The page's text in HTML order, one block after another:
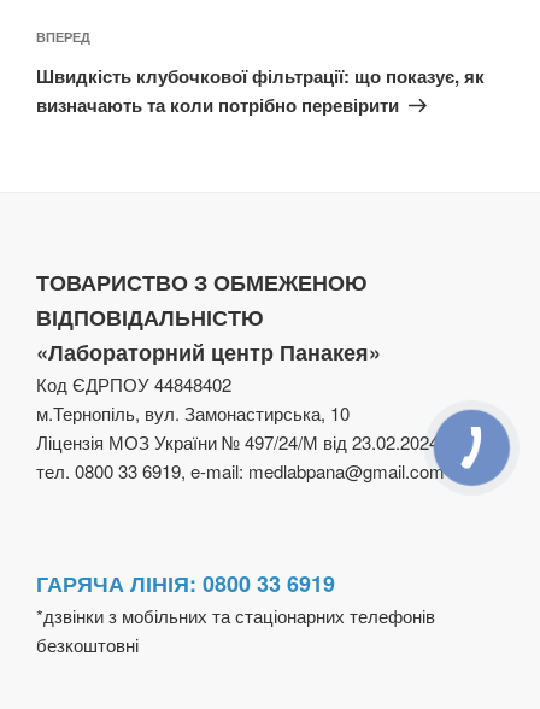
Наступний
запис
ВПЕРЕД
Швидкість клубочкової фільтрації: що показує, як
визначають та коли потрібно перевірити
ТОВАРИСТВО З ОБМЕЖЕНОЮ
ВІДПОВІДАЛЬНІСТЮ
«Лабораторний центр Панакея»
Код ЄДРПОУ 44848402
м.Тернопіль, вул. Замонастирська, 10
Ліцензія МОЗ України № 497/24/М від 23.02.2024
тел. 0800 33 6919, e-mail: medlabpana@gmail.com
ГАРЯЧА ЛІНІЯ: 0800 33 6919
*дзвінки з мобільних та стаціонарних телефонів
безкоштовні